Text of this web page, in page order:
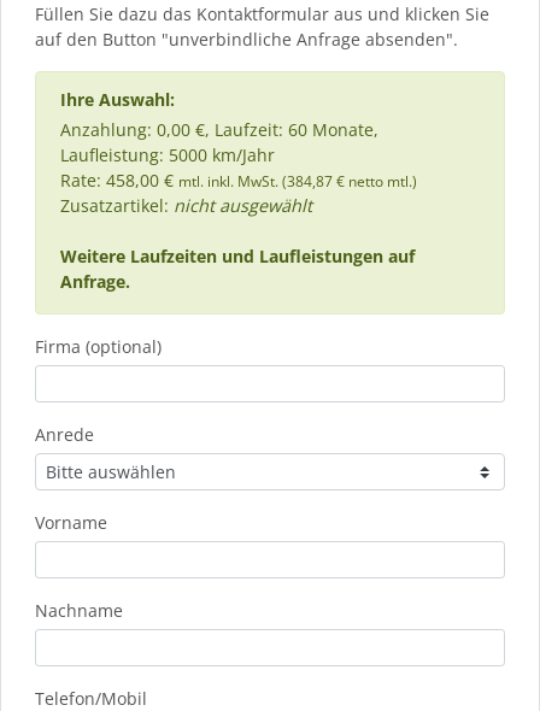
Füllen Sie dazu das Kontaktformular aus und klicken Sie
auf den Button "unverbindliche Anfrage absenden".
Ihre Auswahl:
Anzahlung: 0,00 €, Laufzeit: 60 Monate,
Laufleistung: 5000 km/Jahr
Rate: 458,00 € mtl. inkl. MwSt. (384,87 € netto mtl.)
Zusatzartikel: nicht ausgewählt
Weitere Laufzeiten und Laufleistungen auf
Anfrage.
Firma (optional)
Anrede
Vorname
Nachname
Telefon/Mobil